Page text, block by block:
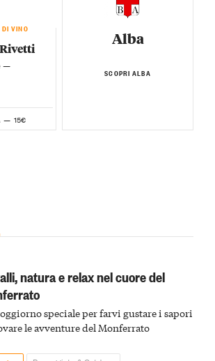
DI VINO
—
— 15€
Alba
SCOPRI ALBA
natura e relax nel cuore del
speciale per farvi gustare i sapori
le avventure del Monferrato